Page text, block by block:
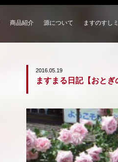
商品紹介 源について ますのすし
2016.05.19
ますまる日記【おとぎ